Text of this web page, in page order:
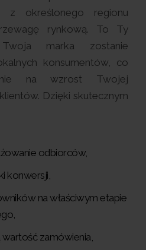
z określonego regionu
rynkową. To Ty
marka zostanie
konsumentów, co
na wzrost Twojej
Dzięki skutecznym
odbiorców,
konwersji,
na właściwym etapie
zamówienia,